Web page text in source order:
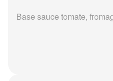
Base sauce tomate,